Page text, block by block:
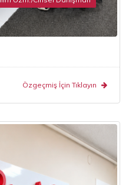
Özgeçmiş İçin Tıklayın